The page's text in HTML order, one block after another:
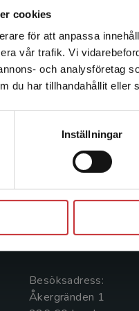
cookies
för att anpassa
vår trafik. Vi
och analysföretag
du har tillhandahållit
Inställningar
Det verkar som att
enhet utanför
Sverige. För att
leveransadressen
Kontakta oss
Kontakta oss
046-31 20 00
Box 141
221 00 Lund
Besöksadress:
Åkergränden 1